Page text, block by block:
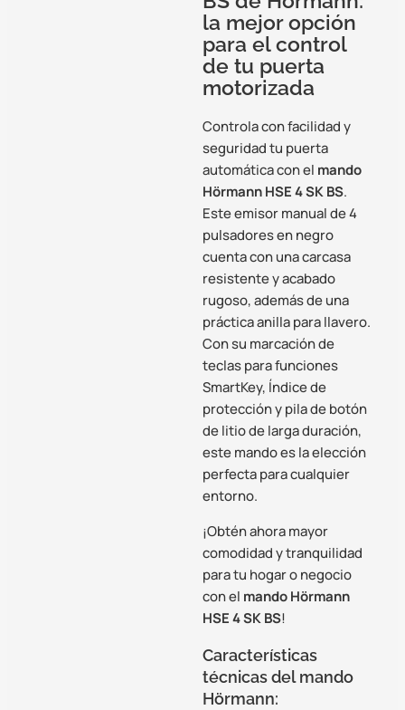
la mejor opción
para el control
de tu puerta
motorizada
Controla con facilidad y
seguridad tu puerta
automática con el mando
Hörmann HSE 4 SK BS.
Este emisor manual de 4
pulsadores en negro
cuenta con una carcasa
resistente y acabado
rugoso, además de una
práctica anilla para llavero.
Con su marcación de
teclas para funciones
SmartKey, Índice de
protección y pila de botón
de litio de larga duración,
este mando es la elección
perfecta para cualquier
entorno.
¡Obtén ahora mayor
comodidad y tranquilidad
para tu hogar o negocio
con el mando Hörmann
HSE 4 SK BS!
Características
técnicas del mando
Hörmann: